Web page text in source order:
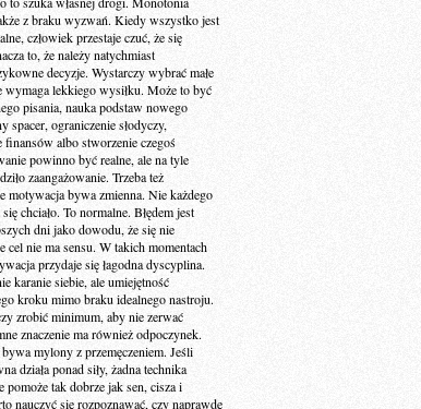
z braku wyzwań. Kiedy wszystko jest
człowiek przestaje czuć, że się
to, że należy natychmiast
decyzje. Wystarczy wybrać małe
wymaga lekkiego wysiłku. Może to być
pisania, nauka podstaw nowego
spacer, ograniczenie słodyczy,
finansów albo stworzenie czegoś
powinno być realne, ale na tyle
zaangażowanie. Trzeba też
motywacja bywa zmienna. Nie każdego
chciało. To normalne. Błędem jest
dni jako dowodu, że się nie
cel nie ma sensu. W takich momentach
przydaje się łagodna dyscyplina.
karanie siebie, ale umiejętność
kroku mimo braku idealnego nastroju.
zrobić minimum, aby nie zerwać
znaczenie ma również odpoczynek.
mylony z przemęczeniem. Jeśli
działa ponad siły, żadna technika
pomoże tak dobrze jak sen, cisza i
nauczyć się rozpoznawać, czy naprawdę